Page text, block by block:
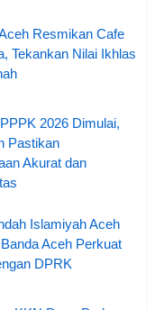
Resmikan Cafe
Tekankan Nilai Ikhlas
2026 Dimulai,
Pastikan
Akurat dan
Islamiyah Aceh
Aceh Perkuat
DPRK